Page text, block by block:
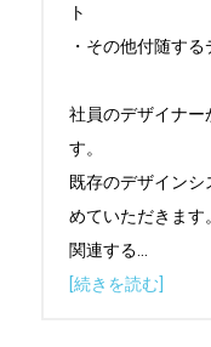
ト
・その他付随す
社員のデザイナー
す。
既存のデザイン
めていただきます。
関連する
[続きを読む]